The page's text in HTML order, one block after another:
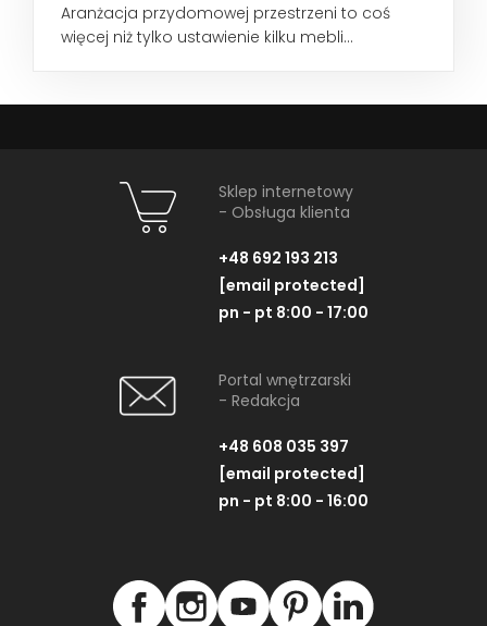
Aranżacja przydomowej przestrzeni to coś
więcej niż tylko ustawienie kilku mebli...
Sklep internetowy
- Obsługa klienta
+48 692 193 213
[email protected]
pn - pt 8:00 - 17:00
Portal wnętrzarski
- Redakcja
+48 608 035 397
[email protected]
pn - pt 8:00 - 16:00